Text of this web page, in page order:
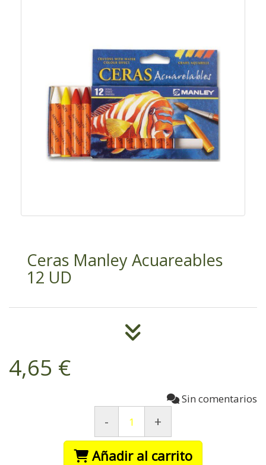
Ceras Manley Acuareables
12 UD
4,65 €
Sin comentarios
-
+
Añadir al carrito